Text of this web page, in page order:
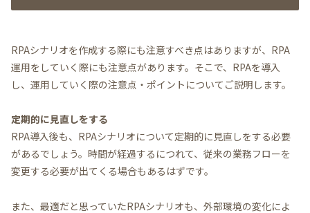
RPAシナリオを作成する際にも注意すべき点はありますが、RPA
運用をしていく際にも注意点があります。そこで、RPAを導入
し、運用していく際の注意点・ポイントについてご説明します。
定期的に見直しをする
RPA導入後も、RPAシナリオについて定期的に見直しをする必要
があるでしょう。時間が経過するにつれて、従来の業務フローを
変更する必要が出てくる場合もあるはずです。
また、最適だと思っていたRPAシナリオも、外部環境の変化によ